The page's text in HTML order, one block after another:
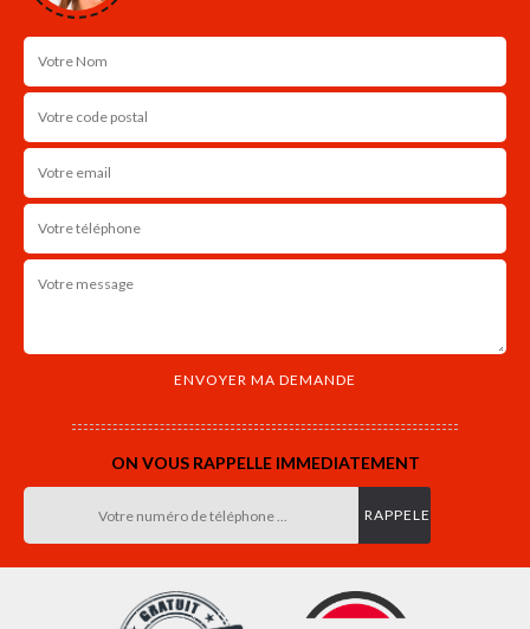
ON VOUS RAPPELLE IMMEDIATEMENT